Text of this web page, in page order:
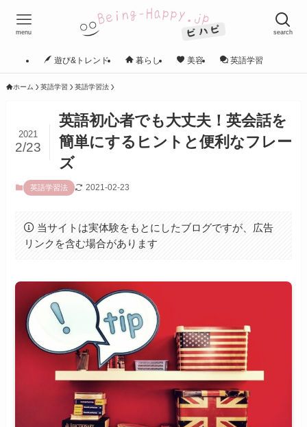
search
menu
遊び&トレンド 暮らし 美容 英語学習
ホーム 英語学習 英語学習法
英語初心者でも大丈夫！英会話を
簡単にするヒントと便利なフレー
ズ
2021
2/23
英語学習法 2021-02-23
当サイトは実体験をもとにしたブログですが、広告
リンクを含む場合があります